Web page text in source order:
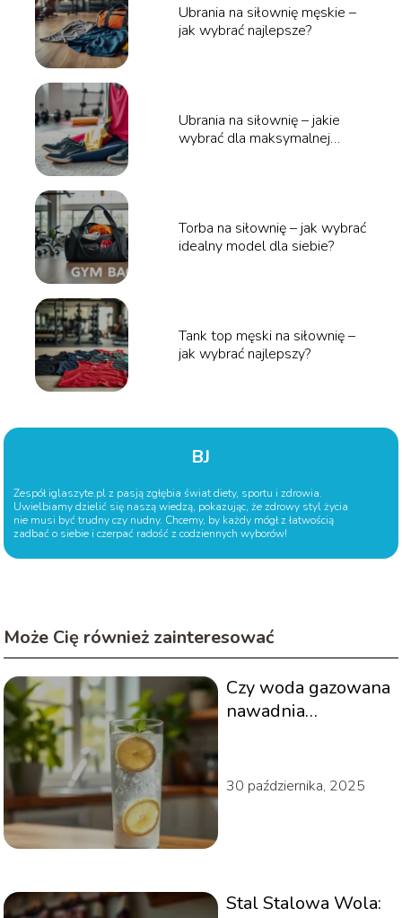
Ubrania na siłownię męskie –
jak wybrać najlepsze?
Ubrania na siłownię – jakie
wybrać dla maksymalnej
Torba na siłownię – jak wybrać
idealny model dla siebie?
Tank top męski na siłownię –
jak wybrać najlepszy?
BJ
Zespół iglaszyte.pl z pasją zgłębia świat diety, sportu i zdrowia.
Uwielbiamy dzielić się naszą wiedzą, pokazując, że zdrowy styl życia
nie musi być trudny czy nudny. Chcemy, by każdy mógł z łatwością
zadbać o siebie i czerpać radość z codziennych wyborów!
Może Cię również zainteresować
Czy woda gazowana
nawadnia
30 października, 2025
Stal Stalowa Wola: